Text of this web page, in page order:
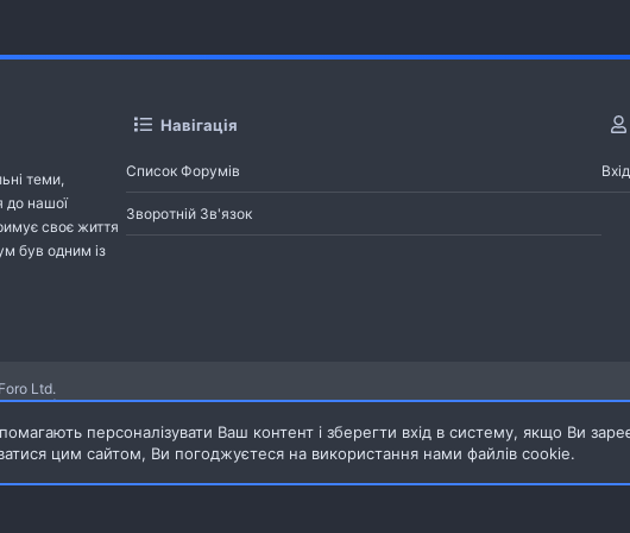
теми,
до нашої
своє життя
був одним із
Навігація
Список Форумів
Зворотній Зв'язок
Вхід
Зворотній зв'язок
Ltd.
Ltd. | dev:Pages
персоналізувати Ваш контент і зберегти вхід в систему, якщо Ви
цим сайтом, Ви погоджуєтеся на використання нами файлів cookie.